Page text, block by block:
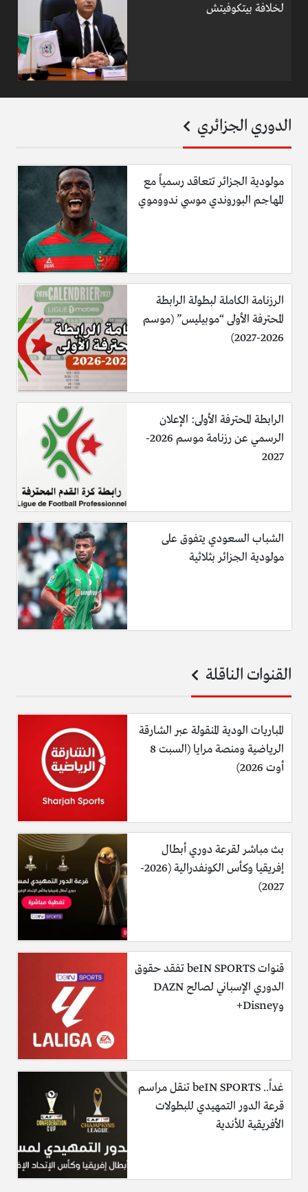
لخلافة بيتكوفيتش
الدوري الجزائري
مولودية الجزائر تتعاقد رسمياً مع
المهاجم البوروندي موسي ندووموي
الرزنامة الكاملة لبطولة الرابطة
المحترفة الأولى “موبيليس” (موسم
2026-2027)
الرابطة المحترفة الأولى: الإعلان
الرسمي عن رزنامة موسم 2026-
2027
الشباب السعودي يتفوق على
مولودية الجزائر بثلاثية
القنوات الناقلة
المباريات الودية المنقولة عبر الشارقة
الرياضية ومنصة مرايا (السبت 8
أوت 2026)
بث مباشر لقرعة دوري أبطال
إفريقيا وكأس الكونفدرالية (2026-
2027)
قنوات beIN SPORTS تفقد حقوق
الدوري الإسباني لصالح DAZN
وDisney+
غداً.. beIN SPORTS تنقل مراسم
قرعة الدور التمهيدي للبطولات
الأفريقية للأندية